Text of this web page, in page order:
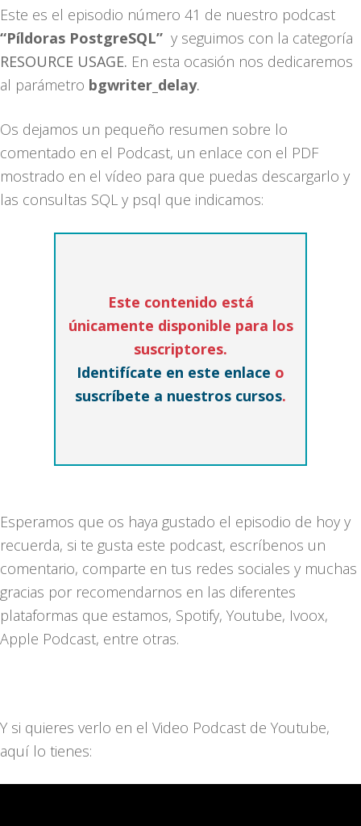
Este es el episodio número 41 de nuestro podcast
“Píldoras PostgreSQL” y seguimos con la categoría
RESOURCE USAGE. En esta ocasión nos dedicaremos
al parámetro bgwriter_delay.
Os dejamos un pequeño resumen sobre lo
comentado en el Podcast, un enlace con el PDF
mostrado en el vídeo para que puedas descargarlo y
las consultas SQL y psql que indicamos:
Este contenido está
únicamente disponible para los
suscriptores.
Identifícate en este enlace o
suscríbete a nuestros cursos.
Esperamos que os haya gustado el episodio de hoy y
recuerda, si te gusta este podcast, escríbenos un
comentario, comparte en tus redes sociales y muchas
gracias por recomendarnos en las diferentes
plataformas que estamos, Spotify, Youtube, Ivoox,
Apple Podcast, entre otras.
Y si quieres verlo en el Video Podcast de Youtube,
aquí lo tienes: